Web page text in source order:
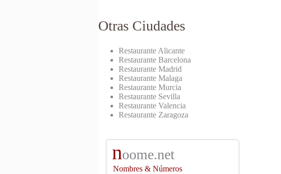
Otras Ciudades
Restaurante Alicante
Restaurante Barcelona
Restaurante Madrid
Restaurante Malaga
Restaurante Murcia
Restaurante Sevilla
Restaurante Valencia
Restaurante Zaragoza
noome.net
Nombres & Números